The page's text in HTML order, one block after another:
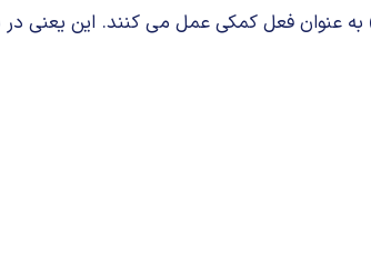
عنوان فعل کمکی عمل می کنند. این یعنی در